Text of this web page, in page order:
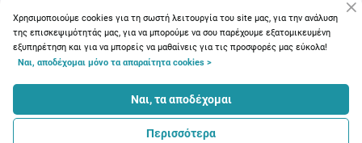
Χρησιμοποιούμε cookies για τη σωστή λειτουργία του site μας, για την ανάλυση
της επισκεψιμότητάς μας, για να μπορούμε να σου παρέχουμε εξατομικευμένη
εξυπηρέτηση και για να μπορείς να μαθαίνεις για τις προσφορές μας εύκολα!
Ναι, αποδέχομαι μόνο τα απαραίτητα cookies >
Ναι, τα αποδέχομαι
Περισσότερα